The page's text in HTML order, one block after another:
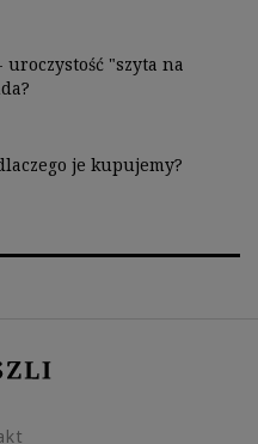
"szyta na
je kupujemy?